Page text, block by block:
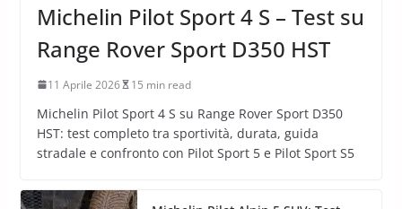
Michelin Pilot Sport 4 S – Test su
Range Rover Sport D350 HST
11 Aprile 2026 15 min read
Michelin Pilot Sport 4 S su Range Rover Sport D350
HST: test completo tra sportività, durata, guida
stradale e confronto con Pilot Sport 5 e Pilot Sport S5